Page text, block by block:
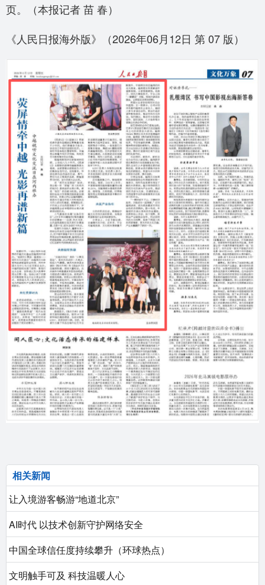
页。（本报记者 苗 春）
《人民日报海外版》（2026年06月12日 第 07 版）
相关新闻
让入境游客畅游“地道北京”
AI时代 以技术创新守护网络安全
中国全球信任度持续攀升（环球热点）
文明触手可及 科技温暖人心